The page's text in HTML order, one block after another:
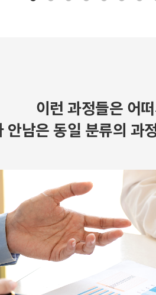
이런 과정들은 어
안남은 동일 분류의 과